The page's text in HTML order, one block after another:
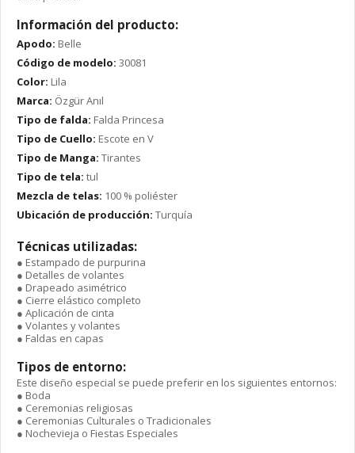
Información del producto:
Apodo: Belle
Código de modelo: 30081
Color: Lila
Marca: Özgür Anıl
Tipo de falda: Falda Princesa
Tipo de Cuello: Escote en V
Tipo de Manga: Tirantes
Tipo de tela: tul
Mezcla de telas: 100 % poliéster
Ubicación de producción: Turquía
Técnicas utilizadas:
● Estampado de purpurina
● Detalles de volantes
● Drapeado asimétrico
● Cierre elástico completo
● Aplicación de cinta
● Volantes y volantes
● Faldas en capas
Tipos de entorno:
Este diseño especial se puede preferir en los siguientes entornos:
● Boda
● Ceremonias religiosas
● Ceremonias Culturales o Tradicionales
● Nochevieja o Fiestas Especiales